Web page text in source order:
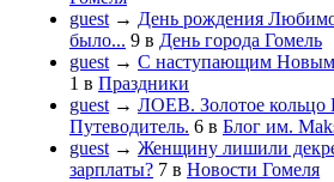
guest → День рождения
было... 9 в День города Гомель
guest → С наступающим Новым
1 в Праздники
guest → ЛОЕВ. Золотое кольцо
Путеводитель. 6 в Блог им.
guest → Женщину лишили
зарплаты? 7 в Новости Гомеля